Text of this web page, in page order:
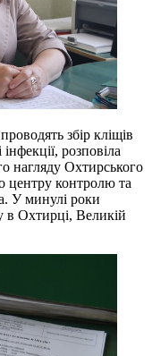
збір кліщів
розповіла
нагляду Охтирського
центру контролю та
У минулі роки
в Охтирці, Великій